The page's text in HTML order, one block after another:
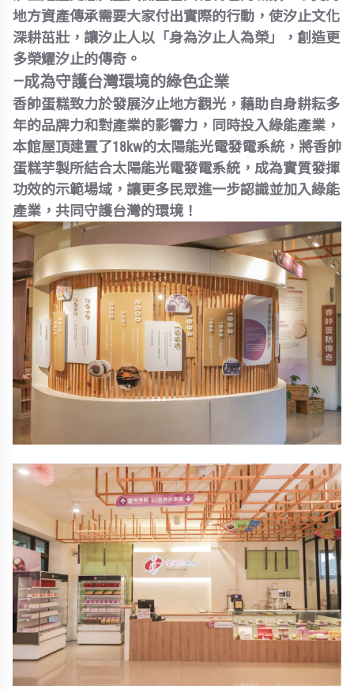
地方資產傳承需要大家付出實際的行動，使汐止文化
深耕茁壯，讓汐止人以「身為汐止人為榮」，創造更
多榮耀汐止的傳奇。
—成為守護台灣環境的綠色企業
香帥蛋糕致力於發展汐止地方觀光，藉助自身耕耘多
年的品牌力和對產業的影響力，同時投入綠能產業，
本館屋頂建置了18kw的太陽能光電發電系統，將香帥
蛋糕芋製所結合太陽能光電發電系統，成為實質發揮
功效的示範場域，讓更多民眾進一步認識並加入綠能
產業，共同守護台灣的環境！